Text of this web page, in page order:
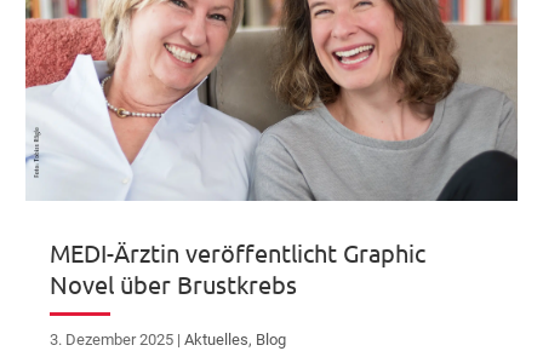
MEDI-Ärztin veröffentlicht Graphic
Novel über Brustkrebs
3. Dezember 2025 |Aktuelles, Blog